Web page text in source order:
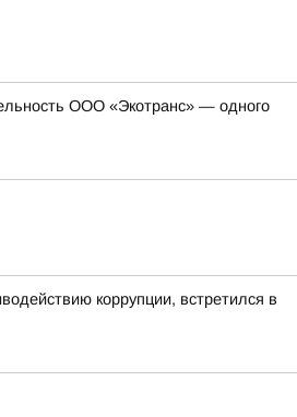
ООО «Экотранс» — одного
коррупции, встретился в